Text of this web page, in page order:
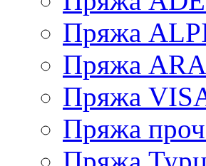
Пряжа
Пряжа
Пряжа
Пряжа